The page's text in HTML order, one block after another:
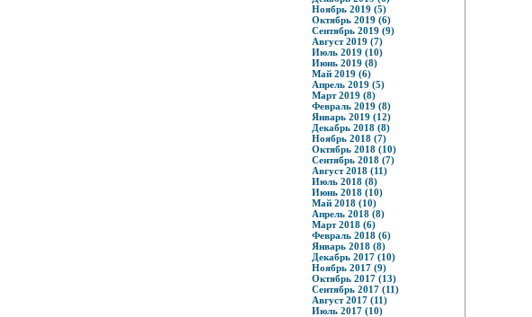
Ноябрь 2019 (5)
Октябрь 2019 (6)
Сентябрь 2019 (9)
Август 2019 (7)
Июль 2019 (10)
Июнь 2019 (8)
Май 2019 (6)
Апрель 2019 (5)
Март 2019 (8)
Февраль 2019 (8)
Январь 2019 (12)
Декабрь 2018 (8)
Ноябрь 2018 (7)
Октябрь 2018 (10)
Сентябрь 2018 (7)
Август 2018 (11)
Июль 2018 (8)
Июнь 2018 (10)
Май 2018 (10)
Апрель 2018 (8)
Март 2018 (6)
Февраль 2018 (6)
Январь 2018 (8)
Декабрь 2017 (10)
Ноябрь 2017 (9)
Октябрь 2017 (13)
Сентябрь 2017 (11)
Август 2017 (11)
Июль 2017 (10)